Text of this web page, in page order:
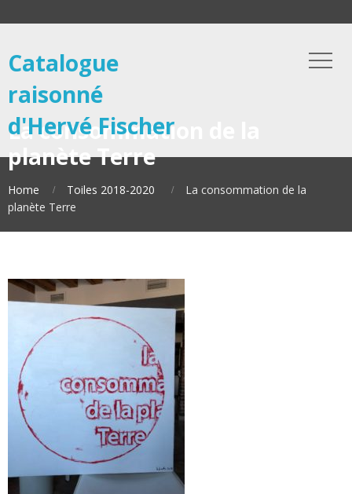
Catalogue
raisonné
d'Hervé Fischer
La consommation de la
planète Terre
Home Toiles 2018-2020
La consommation de la
planète Terre